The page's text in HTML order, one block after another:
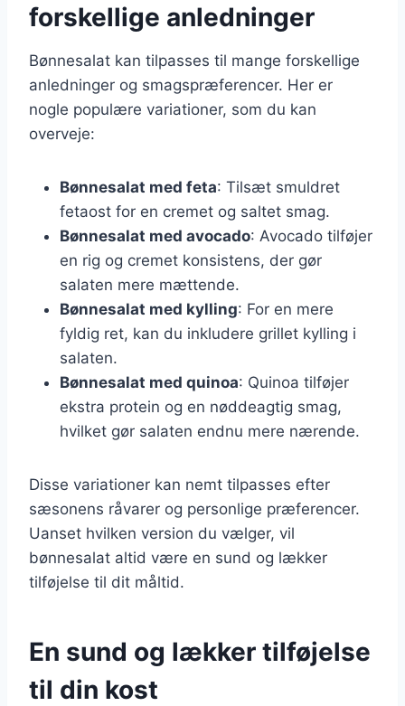
forskellige anledninger
Bønnesalat kan tilpasses til mange forskellige
anledninger og smagspræferencer. Her er
nogle populære variationer, som du kan
overveje:
Bønnesalat med feta: Tilsæt smuldret
fetaost for en cremet og saltet smag.
Bønnesalat med avocado: Avocado tilføjer
en rig og cremet konsistens, der gør
salaten mere mættende.
Bønnesalat med kylling: For en mere
fyldig ret, kan du inkludere grillet kylling i
salaten.
Bønnesalat med quinoa: Quinoa tilføjer
ekstra protein og en nøddeagtig smag,
hvilket gør salaten endnu mere nærende.
Disse variationer kan nemt tilpasses efter
sæsonens råvarer og personlige præferencer.
Uanset hvilken version du vælger, vil
bønnesalat altid være en sund og lækker
tilføjelse til dit måltid.
En sund og lækker tilføjelse
til din kost